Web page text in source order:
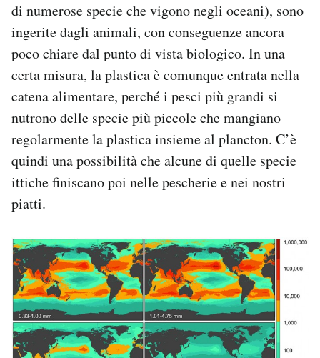
di numerose specie che vigono negli oceani), sono
ingerite dagli animali, con conseguenze ancora
poco chiare dal punto di vista biologico. In una
certa misura, la plastica è comunque entrata nella
catena alimentare, perché i pesci più grandi si
nutrono delle specie più piccole che mangiano
regolarmente la plastica insieme al plancton. C’è
quindi una possibilità che alcune di quelle specie
ittiche finiscano poi nelle pescherie e nei nostri
piatti.